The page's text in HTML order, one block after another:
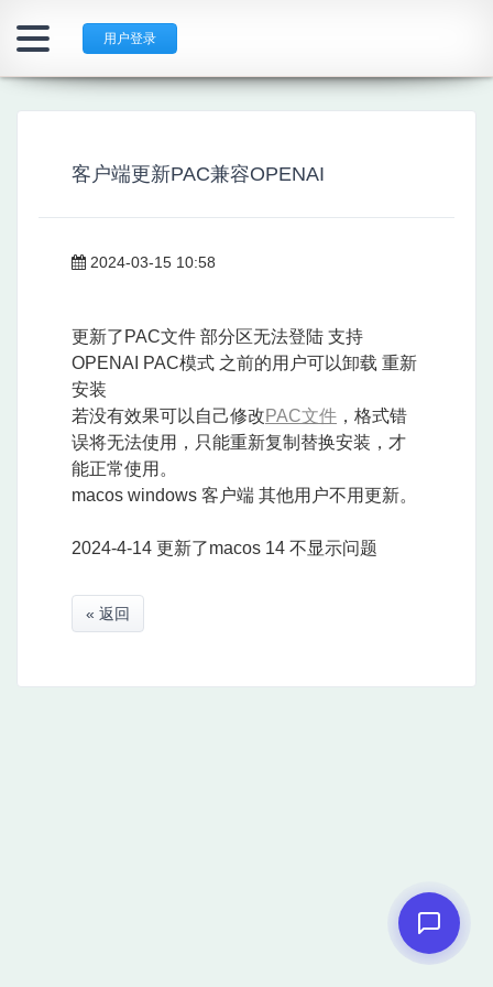
用户登录
客户端更新PAC兼容OPENAI
2024-03-15 10:58
更新了PAC文件 部分区无法登陆 支持
OPENAI PAC模式 之前的用户可以卸载 重新
安装
若没有效果可以自己修改 PAC文件 ，格式错
误将无法使用，只能重新复制替换安装，才
能正常使用。
macos windows 客户端 其他用户不用更新。
2024-4-14 更新了macos 14 不显示问题
« 返回